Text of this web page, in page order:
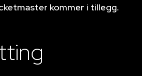
kommer i tillegg.